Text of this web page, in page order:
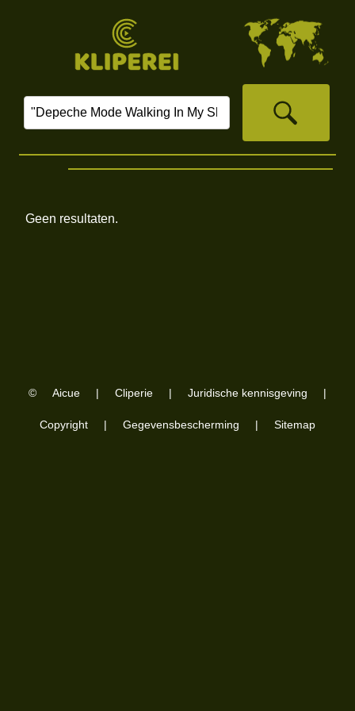
Geen resultaten.
© Aicue | Cliperie | Juridische kennisgeving |
Copyright | Gegevensbescherming | Sitemap